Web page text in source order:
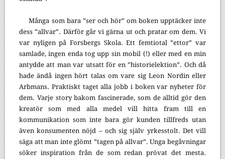
Många som bara ”ser och hör” om boken upptäcker inte
dess ”allvar”. Därför går vi gärna ut och pratar om dem. Vi
var nyligen på Forsbergs Skola. Ett femtiotal ”ettor” var
samlade, ingen enda tog upp sin mobil (!) eller med en min
antydde att man var utsatt för en ”historielektion”. Och då
hade ändå ingen hört talas om vare sig Leon Nordin eller
Arbmans. Praktiskt taget alla jobb i boken var nyheter för
dem. Varje story bakom fascinerade, som de alltid gör den
kreatör som med alla medel vill hitta fram till en
kommunikation som inte bara gör kunden tillfreds utan
även konsumenten nöjd – och sig själv yrkesstolt. Det vill
säga att man inte glömt ”tagen på allvar”. Unga begåvningar
söker inspiration från de som redan prövat det mesta.